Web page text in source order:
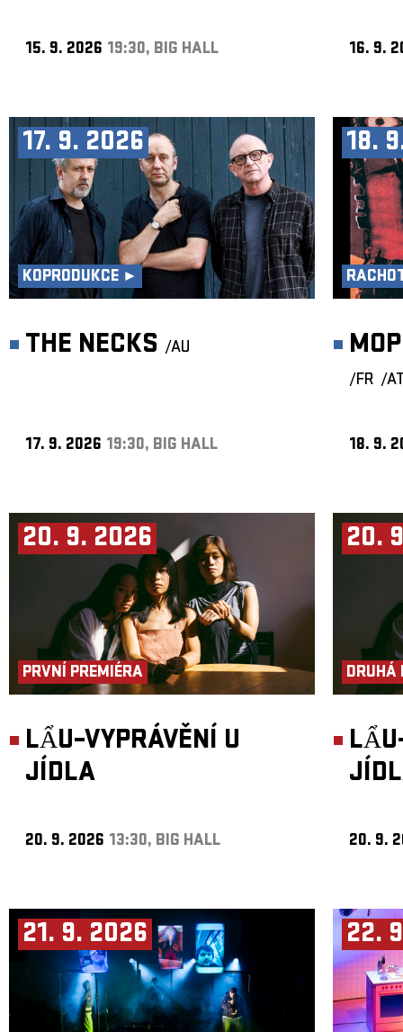
15. 9. 2026 19:30, BIG HALL 16. 9.
17. 9. 2026
KOPRODUKCE ►
THE NECKS /AU
17. 9. 2026 19:30, BIG HALL
18.
/FR /
18. 9.
20. 9. 2026
PRVNÍ PREMIÉRA
LẨU–VYPRÁVĚNÍ U
JÍDLA
20. 9. 2026 13:30, BIG HALL
20.
DRUHÁ
20. 9.
21. 9. 2026 22.